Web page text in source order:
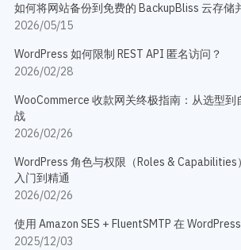
如何将网站备份到免费的 BackupBliss 云存储
2026/05/15
WordPress 如何限制 REST API 匿名访问？
2026/02/28
WooCommerce 收款网关终极指南：从选型
战
2026/02/26
WordPress 角色与权限（Roles & Capabilities
入门到精通
2026/02/26
使用 Amazon SES + FluentSMTP 在
2025/12/03